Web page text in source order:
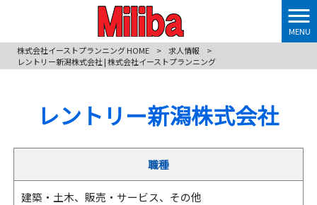
MENU
株式会社イーストプランニング HOME
> 求人情報
>
レントリー新潟株式会社 | 株式会社イーストプランニング
レントリー新潟株式会社
職種
建築・土木、販売・サービス、その他